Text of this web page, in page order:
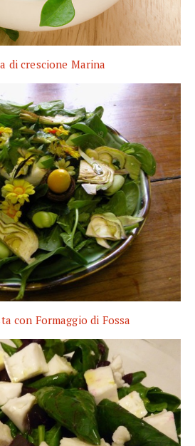
di crescione Marina
con Formaggio di Fossa